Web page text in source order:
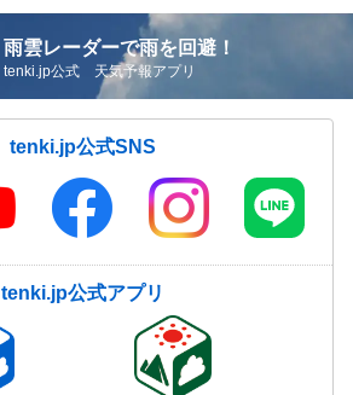
雨雲レーダーで雨を回避！
tenki.jp公式 天気予報アプリ
tenki.jp公式SNS
tenki.jp公式アプリ